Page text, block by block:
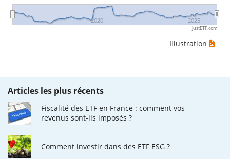
2020 2025
justETF.com
Illustration
Articles les plus récents
Fiscalité des ETF en France : comment vos
revenus sont-ils imposés ?
Comment investir dans des ETF ESG ?